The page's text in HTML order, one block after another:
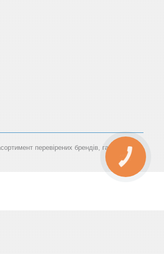
перевірених брендів, гарантія,
КНОПКА
ЗВ'ЯЗКУ